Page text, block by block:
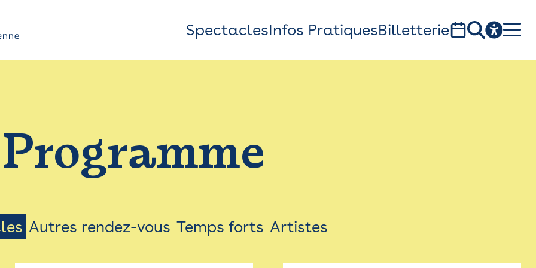
Top
Bar
Menu
SpectaclesInfos PratiquesBilletterie
1, av. du Chateau d'eau - 31300 Toulouse
Programme
Autres rendez-vous Temps forts Artistes